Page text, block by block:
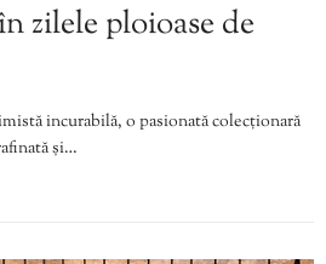
zilele ploioase de
incurabilă, o pasionată colecționară
și…